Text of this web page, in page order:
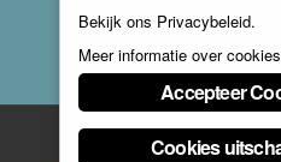
Bekijk ons Privacybeleid.
Meer informatie over cookies
Accepteer
Cookies